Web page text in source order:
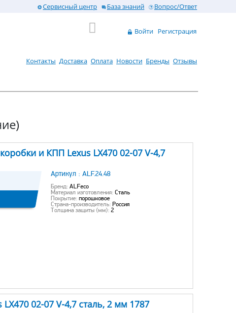
Сервисный центр База знаний Вопрос/Ответ
Войти Регистрация
Контакты Доставка Оплата Новости Бренды Отзывы
и КПП Lexus LX470 02-07 V-4,7
Артикул : ALF.24.48
Бренд: ALFeco
Материал изготовления: Сталь
Покрытие: порошковое
Страна-производитель: Россия
Толщина защиты (мм): 2
02-07 V-4,7 сталь, 2 мм 1787